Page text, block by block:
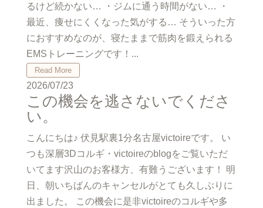
るけど続かない… ・ジムに通う時間がない… ・
最近、痩せにくくなった気がする… そういった方
におすすめなのが、寝たままで筋肉を鍛えられる
EMSトレーニングです！...
Read More
2026/07/23
この機会を逃さないでくださ
い。
こんにちは♪ 伏見駅裏1分名古屋victoireです。 い
つも深層3Dコルギ・victoireのblogをご覧いただ
いてます沢山のお客様方、有難うございます！ 明
日、朝いちばんのキャンセルがとても久しぶりに
出ました。 この機会に是非victoireのコルギや多